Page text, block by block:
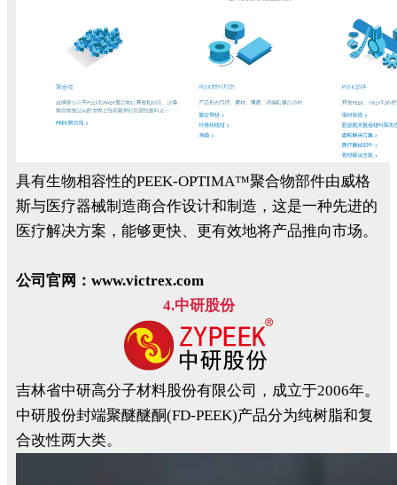
具有生物相容性的PEEK-OPTIMA™聚合物部件由威格
斯与医疗器械制造商合作设计和制造，这是一种先进的
医疗解决方案，能够更快、更有效地将产品推向市场。
公司官网：www.victrex.com
4.中研股份
吉林省中研高分子材料股份有限公司，成立于2006年。
中研股份封端聚醚醚酮(FD-PEEK)产品分为纯树脂和复
合改性两大类。